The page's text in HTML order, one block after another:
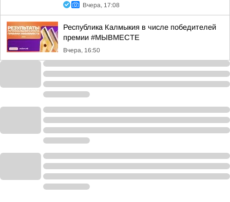
Вчера, 17:08
Республика Калмыкия в числе победителей
премии #МЫВМЕСТЕ
Вчера, 16:50